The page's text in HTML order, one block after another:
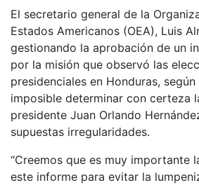
El secretario general de la
Estados Americanos (OEA), Luis
gestionando la aprobación de un
por la misión que observó las
presidenciales en Honduras,
imposible determinar con certeza
presidente Juan Orlando
supuestas irregularidades.
“Creemos que es muy importante
este informe para evitar la